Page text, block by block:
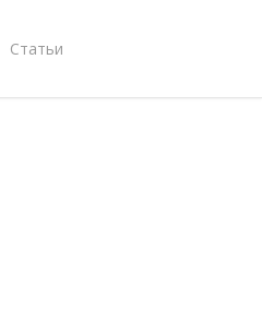
Статьи